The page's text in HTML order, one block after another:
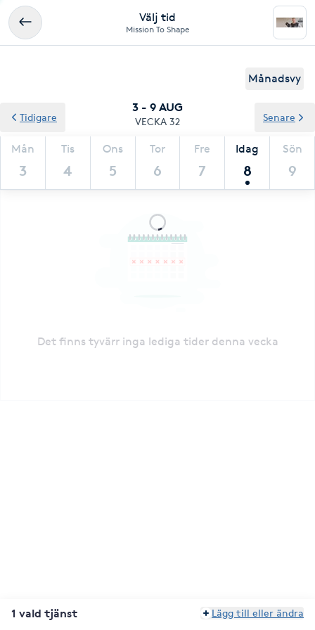
Välj tid
Mission To Shape
Månadsvy
3 - 9 AUG
VECKA 32
Mån
3
Tis
4
Ons
5
Tor
6
Fre
7
Idag
8
Sön
9
Tidigare Senare
Det finns tyvärr inga lediga tider denna vecka
1 vald tjänst Lägg till eller ändra